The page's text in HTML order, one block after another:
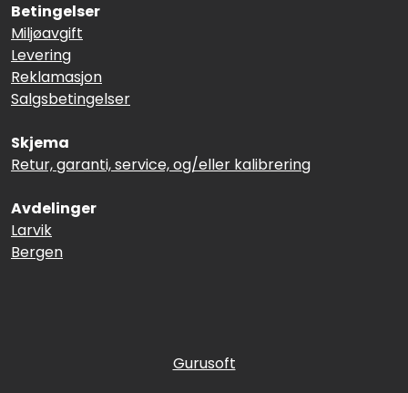
Betingelser
Miljøavgift
Levering
Reklamasjon
Salgsbetingelser
Skjema
Retur, garanti, service, og/eller kalibrering
Avdelinger
Larvik
Bergen
Gurusoft